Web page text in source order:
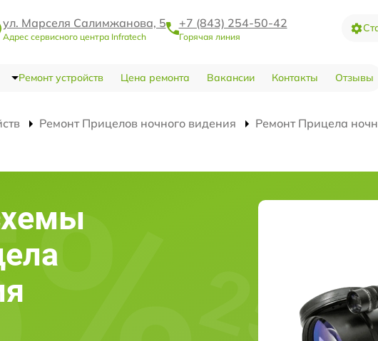
ул. Марселя Салимжанова, 5
Адрес сервисного центра Infratech
+7 (843) 254-50-42
Горячая линия
Ремонт устройств Цена ремонта Вакансии Контакты Отзывы
Ремонт Прицелов ночного видения
Ремонт Прицела